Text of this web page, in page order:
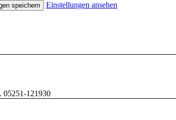
speichern Einstellungen ansehen
05251-121930